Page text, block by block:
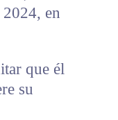
en
que él
su